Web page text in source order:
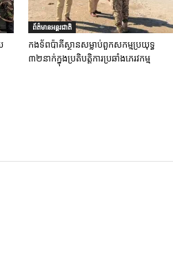
ព័ត៌មានអន្តរជាតិ
កងទ័ពប៉ាគីស្ថានសម្លាប់ពួកសកម្មប្រយុទ្ធ
៣២នាក់ក្នុងប្រតិបត្តិការប្រឆាំងភេរវកម្ម